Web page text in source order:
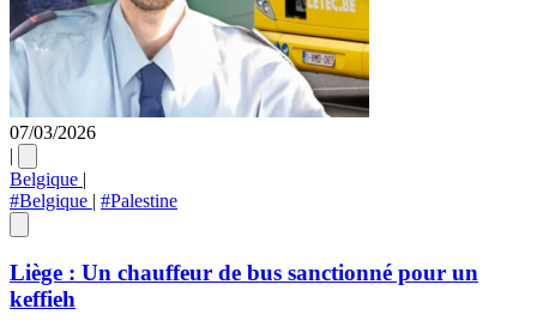
07/03/2026
|
Belgique |
#Belgique | #Palestine
Liège : Un chauffeur de bus sanctionné pour un
keffieh